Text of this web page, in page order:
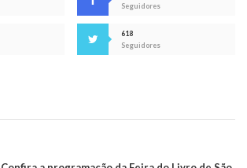
Seguidores
618
Seguidores